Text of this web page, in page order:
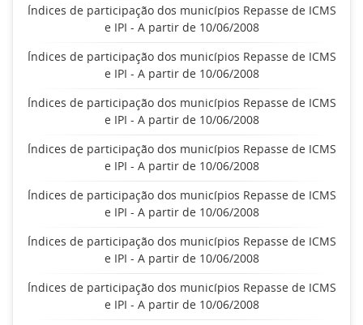
Índices de participação dos municípios Repasse de ICMS
e IPI - A partir de 10/06/2008
Índices de participação dos municípios Repasse de ICMS
e IPI - A partir de 10/06/2008
Índices de participação dos municípios Repasse de ICMS
e IPI - A partir de 10/06/2008
Índices de participação dos municípios Repasse de ICMS
e IPI - A partir de 10/06/2008
Índices de participação dos municípios Repasse de ICMS
e IPI - A partir de 10/06/2008
Índices de participação dos municípios Repasse de ICMS
e IPI - A partir de 10/06/2008
Índices de participação dos municípios Repasse de ICMS
e IPI - A partir de 10/06/2008